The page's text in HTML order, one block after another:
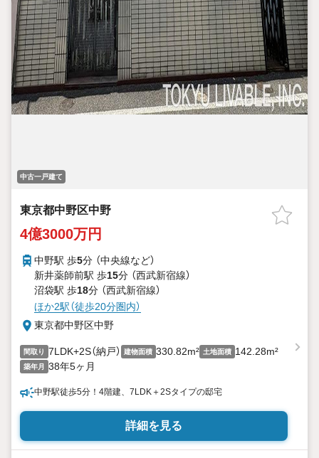
中古一戸建て
東京都中野区中野
4億3000万円
中野駅 歩5分 （中央線など）
新井薬師前駅 歩15分 （西武新宿線）
沼袋駅 歩18分 （西武新宿線）
ほか2駅（徒歩20分圏内）
東京都中野区中野
間取り 7LDK+2S（納戸） 建物面積 330.82m² 土地面積 142.28m²
築年月 38年5ヶ月
中野駅徒歩5分！4階建、7LDK＋2Sタイプの邸宅
詳細を見る